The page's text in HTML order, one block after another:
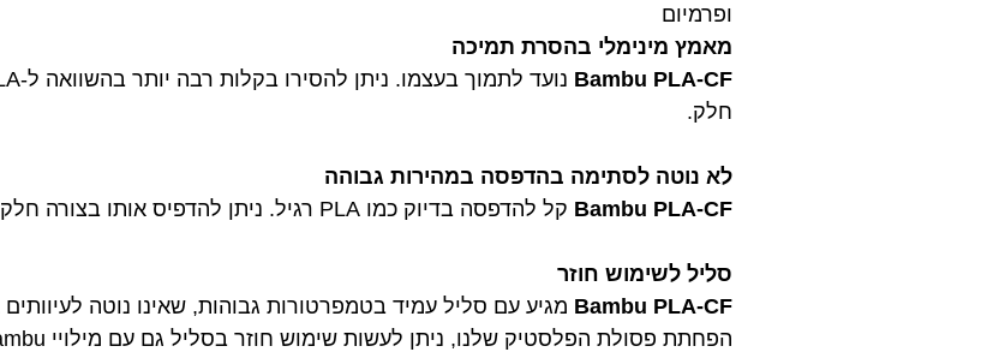
ופרמיום
מאמץ מינימלי בהסרת תמיכה
Bambu PLA-CF
חלק.
לא נוטה לסתימה בהדפסה במהירות גבוהה
Bambu PLA-CF קל להדפסה בדיוק כמו PLA רגיל. ניתן להדפיס אותו בצורה חלקה ועקבית במהירות גבוהה ללא סתימה.
סליל לשימוש חוזר
Bambu PLA-CF מגיע עם סליל עמיד בטמפרטורות גבוהות, שאינו נוטה
הפחתת פסולת הפלסטיק שלנו, ניתן לעשות שימוש חוזר בסליל גם עם מילויי Bambu אחרים.